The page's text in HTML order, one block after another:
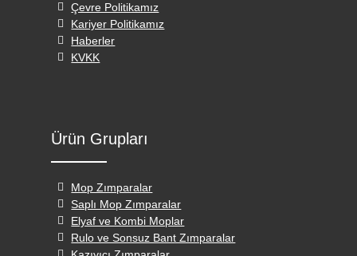
Çevre Politikamız
Kariyer Politikamız
Haberler
KVKK
Ürün Grupları
Mop Zımparalar
Saplı Mop Zımparalar
Elyaf ve Kombi Moplar
Rulo ve Sonsuz Bant Zımparalar